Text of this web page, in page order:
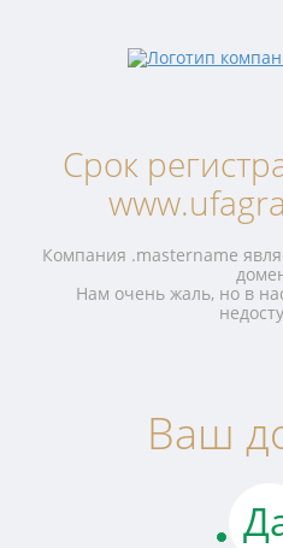
Срок
Компания .mastername
Нам очень жаль, но в
Ваш